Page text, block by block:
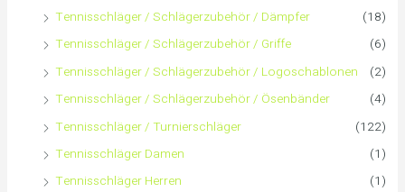
Tennisschläger / Schlägerzubehör / Dämpfer
(18)
Tennisschläger / Schlägerzubehör / Griffe
(6)
Tennisschläger / Schlägerzubehör / Logoschablonen
(2)
Tennisschläger / Schlägerzubehör / Ösenbänder
(4)
Tennisschläger / Turnierschläger
(122)
Tennisschläger Damen
(1)
Tennisschläger Herren
(1)